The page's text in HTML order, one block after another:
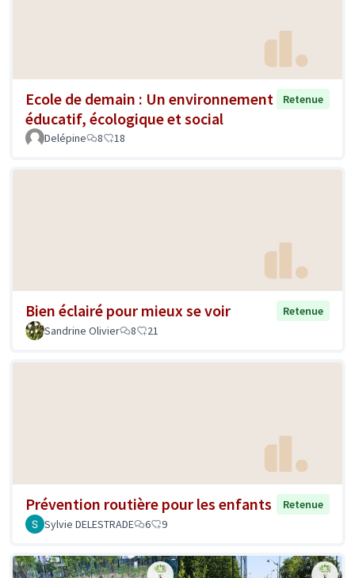
Ecole de demain : Un environnement
éducatif, écologique et social
Retenue
Delépine 8 18
Bien éclairé pour mieux se voir
Retenue
Sandrine Olivier
8 21
Prévention routière pour les enfants
Retenue
Sylvie DELESTRADE
6 9